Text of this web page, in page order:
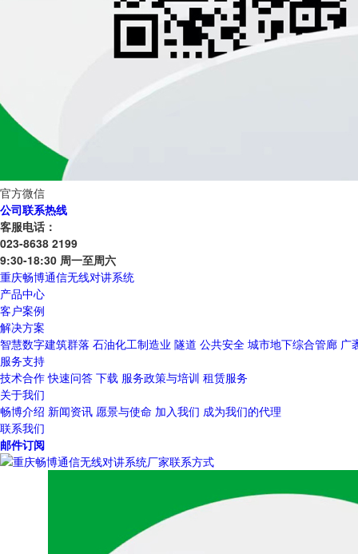
官方微信
公司联系热线
客服电话：
023-8638 2199
9:30-18:30 周一至周六
重庆畅博通信无线对讲系统
产品中心
客户案例
解决方案
智慧数字建筑群落 石油化工制造业 隧道 公共安全 城市地下综合管廊 广
服务支持
技术合作 快速问答 下载 服务政策与培训 租赁服务
关于我们
畅博介绍 新闻资讯 愿景与使命 加入我们 成为我们的代理
联系我们
邮件订阅